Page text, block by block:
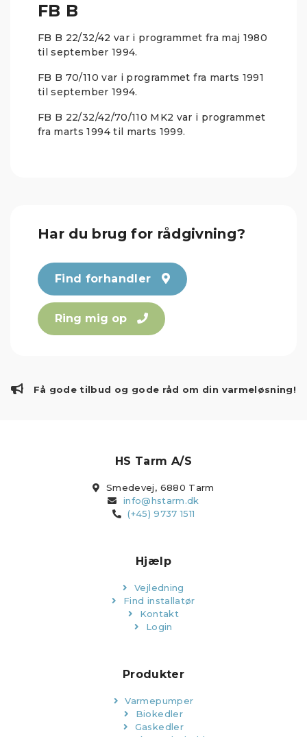
FB B
FB B 22/32/42 var i programmet fra maj 1980
til september 1994.
FB B 70/110 var i programmet fra marts 1991
til september 1994.
FB B 22/32/42/70/110 MK2 var i programmet
fra marts 1994 til marts 1999.
Har du brug for rådgivning?
Find forhandler
Ring mig op
Få gode tilbud og gode råd om din varmeløsning!
HS Tarm A/S
Smedevej, 6880 Tarm
info@hstarm.dk
(+45) 9737 1511
Hjælp
Vejledning
Find installatør
Kontakt
Login
Produkter
Varmepumper
Biokedler
Gaskedler